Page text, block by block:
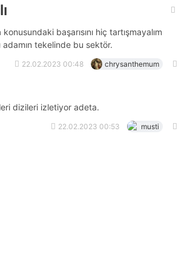
başarısını hiç tartışmayalım
tekelinde bu sektör.
22.02.2023 00:48 chrysanthemum
dizileri izletiyor adeta.
22.02.2023 00:53 musti